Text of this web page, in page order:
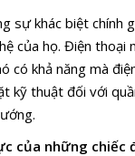
sự khác biệt chính
của họ. Điện thoại
có khả năng mà
kỹ thuật đối với
của những chiếc